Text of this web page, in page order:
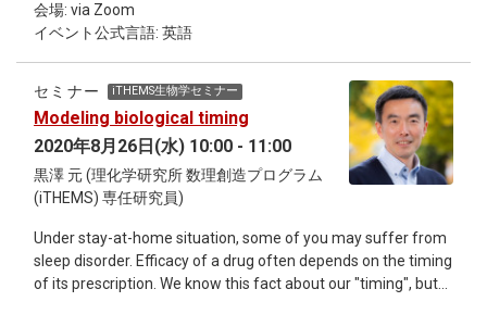
the fundamental problems in the natural and social sciences
is to explain macroscopic phenomena that we can observe
from the rules governing the microscopic system giving rise
to the phenomena. Hydrodynamic limit provides a rigorous
mathematical method to derive the deterministic partial
differential equations describing the time evolution of
macroscopic parameters, from the stochastic dynamics of a
microscopic large scale interacting system. In the article
"Topological Structures of Large Scale Interacting Systems
a general framework encompassing a wide variety of
interacting systems in order to systematically investigate
various microscopic stochastic large scale interacting
会場: via Zoom
イベント公式言語: 英語
セミナー iTHEMS生物学セミナー
Modeling biological timing
2020年8月26日(水) 10:00 - 11:00
黒澤 元 (理化学研究所 数理創造プログラム
(iTHEMS) 専任研究員)
Under stay-at-home situation, some of you may suffer from
sleep disorder. Efficacy of a drug often depends on the timing
of its prescription. We know this fact about our "timing", but